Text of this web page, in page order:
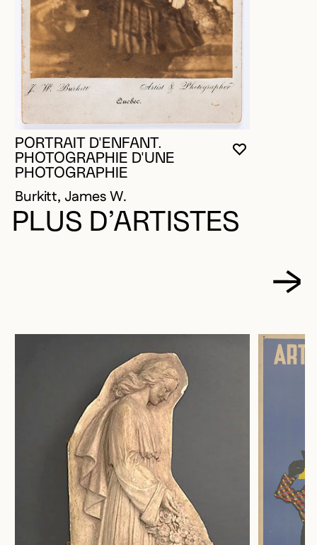
VOUS
FERMER
OUVRIR LA
PORTRAIT D'ENFANT.
PHOTOGRAPHIE D'UNE
PHOTOGRAPHIE
Burkitt, James W.
PLUS D’ARTISTES